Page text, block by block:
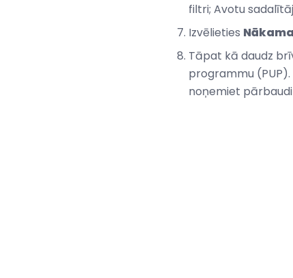
filtri; Avotu
Izvēlieties
Tāpat kā daudz
programmu
noņemiet